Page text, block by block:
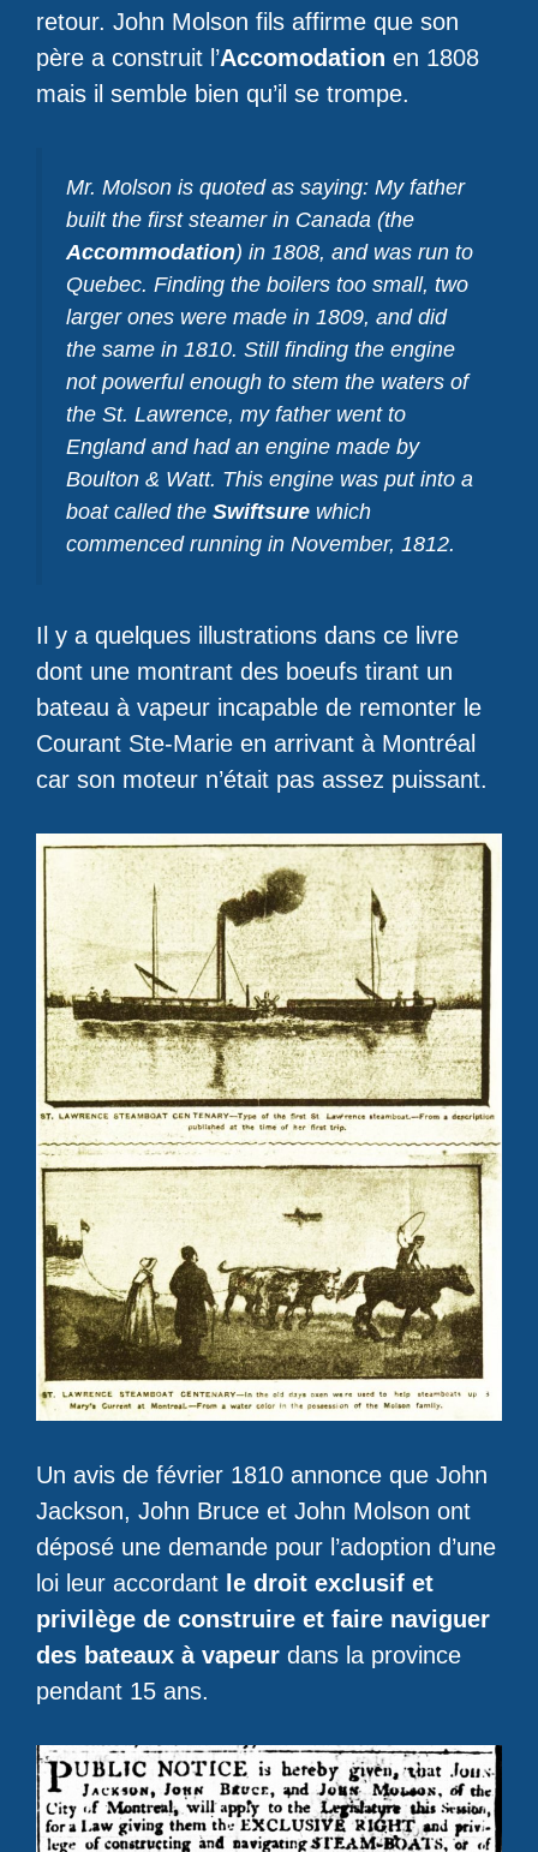
retour. John Molson fils affirme que son
père a construit l’Accomodation en 1808
mais il semble bien qu’il se trompe.
Mr. Molson is quoted as saying: My father
built the first steamer in Canada (the
Accommodation) in 1808, and was run to
Quebec. Finding the boilers too small, two
larger ones were made in 1809, and did
the same in 1810. Still finding the engine
not powerful enough to stem the waters of
the St. Lawrence, my father went to
England and had an engine made by
Boulton & Watt. This engine was put into a
boat called the Swiftsure which
commenced running in November, 1812.
Il y a quelques illustrations dans ce livre
dont une montrant des boeufs tirant un
bateau à vapeur incapable de remonter le
Courant Ste-Marie en arrivant à Montréal
car son moteur n’était pas assez puissant.
Un avis de février 1810 annonce que John
Jackson, John Bruce et John Molson ont
déposé une demande pour l’adoption d’une
loi leur accordant le droit exclusif et
privilège de construire et faire naviguer
des bateaux à vapeur dans la province
pendant 15 ans.